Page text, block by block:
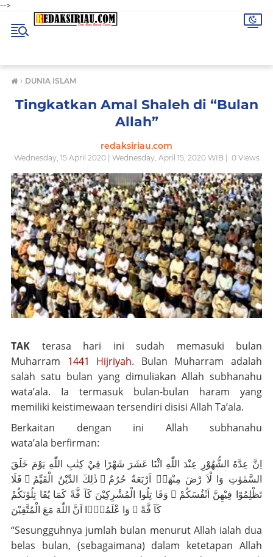
-->
› DUNIA ISLAM
Tingkatkan Amal Shaleh di “Bulan
Allah”
redaksiriau.com
Wednesday, 15 April 2020 | Wednesday, April 15, 2020 WIB | 0Views
TAK terasa hari ini sudah memasuki bulan
Muharram 1441 Hijriyah. Bulan Muharram adalah
salah satu bulan yang dimuliakan Allah subhanahu
wata’ala. Ia termasuk bulan-bulan haram yang
memiliki keistimewaan tersendiri disisi Allah Ta’ala.
Berkaitan dengan ini Allah subhanahu
wata’ala berfirman:
اِنَّ عِدَّةَ الشُّهُوْرِ عِنْدَ اللّٰهِ اثْنَا عَشَرَ شَهْرًا فِيْ كِتٰبِ اللّٰهِ يَوْمَ خَلَقَ
السَّمٰوٰتِ وَا لْاَ رْضَ مِنْهَاۤ اَرْبَعَةٌ حُرُمٌ ۗ ذٰلِكَ الدِّيْنُ الْقَيِّمُ ۙ فَلَا
تَظْلِمُوْا فِيْهِنَّ اَنْفُسَكُمْ ۗ وَقَا تِلُوا الْمُشْرِكِيْنَ كَآ فَّةً كَمَا يُقَا تِلُوْنَكُمْ
كَآ فَّةً ۗ وَا عْلَمُوْۤا اَنَّ اللّٰهَ مَعَ الْمُتَّقِيْنَ
“Sesungguhnya jumlah bulan menurut Allah ialah dua
belas bulan, (sebagaimana) dalam ketetapan Allah